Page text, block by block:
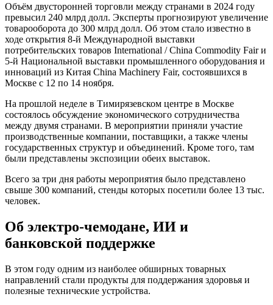
Объём двусторонней торговли между странами в 2024 году
превысил 240 млрд долл. Эксперты прогнозируют увеличение
товарооборота до 300 млрд долл. Об этом стало известно в
ходе открытия 8-й Международной выставки
потребительских товаров International / China Commodity Fair и
5-й Национальной выставки промышленного оборудования и
инноваций из Китая China Machinery Fair, состоявшихся в
Москве с 12 по 14 ноября.
На прошлой неделе в Тимирязевском центре в Москве
состоялось обсуждение экономического сотрудничества
между двумя странами. В мероприятии приняли участие
производственные компании, поставщики, а также члены
государственных структур и объединений. Кроме того, там
были представлены экспозиции обеих выставок.
Всего за три дня работы мероприятия было представлено
свыше 300 компаний, стенды которых посетили более 13 тыс.
человек.
Об электро-чемодане, ИИ и
банковской поддержке
В этом году одним из наиболее обширных товарных
направлений стали продукты для поддержания здоровья и
полезные технические устройства.